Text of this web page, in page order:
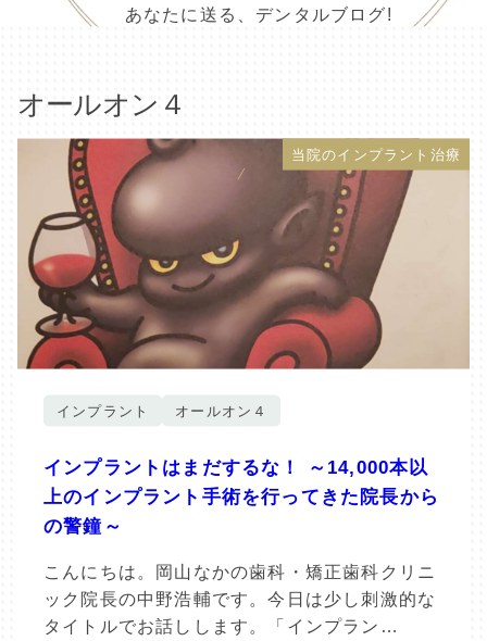
あなたに送る、デンタルブログ!
オールオン４
当院のインプラント治療
インプラント オールオン４
インプラントはまだするな！ ～14,000本以
上のインプラント手術を行ってきた院長から
の警鐘～
こんにちは。岡山なかの歯科・矯正歯科クリニ
ック院長の中野浩輔です。今日は少し刺激的な
タイトルでお話しします。「インプラン…